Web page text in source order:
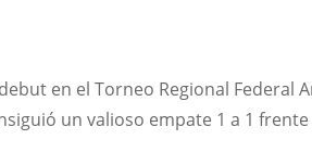
en el Torneo Regional Federal
un valioso empate 1 a 1